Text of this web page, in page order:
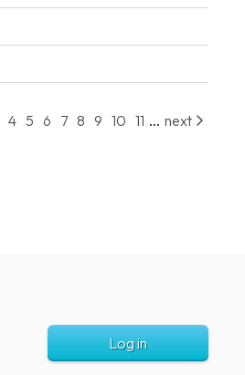
4 5 6 7 8 9 10 11 ... next
Log in